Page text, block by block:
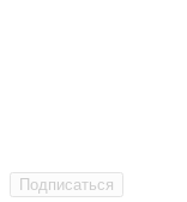
Подписаться